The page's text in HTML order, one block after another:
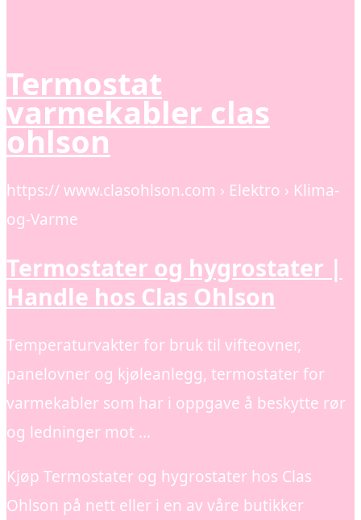
Termostat
varmekabler clas
ohlson
https:// www.clasohlson.com › Elektro › Klima-
og-Varme
Termostater og hygrostater |
Handle hos Clas Ohlson
Temperaturvakter for bruk til vifteovner,
panelovner og kjøleanlegg, termostater for
varmekabler som har i oppgave å beskytte rør
og ledninger mot …
Kjøp Termostater og hygrostater hos Clas
Ohlson på nett eller i en av våre butikker